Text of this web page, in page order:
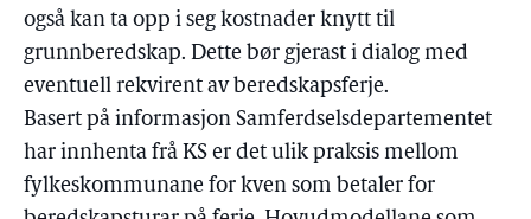
også kan ta opp i seg kostnader knytt til
grunnberedskap. Dette bør gjerast i dialog med
eventuell rekvirent av beredskapsferje.
Basert på informasjon Samferdselsdepartementet
har innhenta frå KS er det ulik praksis mellom
fylkeskommunane for kven som betaler for